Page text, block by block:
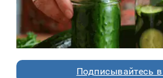
Подписывайтесь